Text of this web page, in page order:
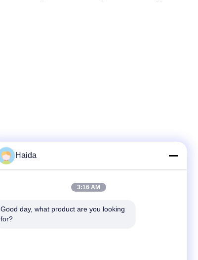
Haida
3:16 AM
Good day, what product are you looking
for?